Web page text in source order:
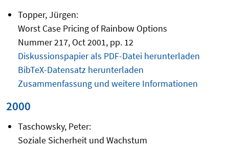
Topper, Jürgen:
Worst Case Pricing of Rainbow Options
Nummer 217, Oct 2001, pp. 12
Diskussionspapier als PDF-Datei herunterladen
BibTeX-Datensatz herunterladen
Zusammenfassung und weitere Informationen
2000
Taschowsky, Peter:
Soziale Sicherheit und Wachstum